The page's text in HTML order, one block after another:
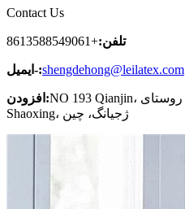
Contact Us
تلفن:+8613588549061
ایمیل-:shengdehong@leilatex.com
افزودن:NO 193 Qianjin، روستای Qunxian، شهر Qixian، Keqiao،
Shaoxing، ژجیانگ، چین